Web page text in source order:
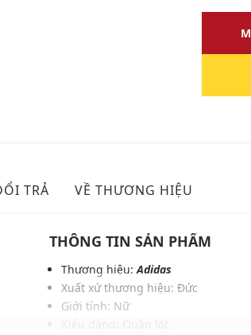
TRẢ VỀ THƯƠNG HIỆU
THÔNG TIN SẢN PHẨM
Thương hiệu:Adidas
Xuất xứ thương hiệu: Đức
Giới tính: Nữ